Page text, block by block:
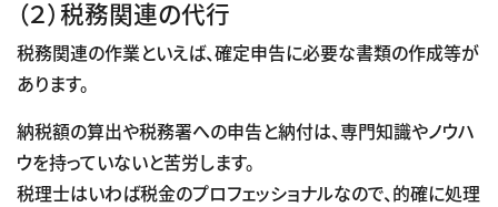
（２）税務関連の代行
税務関連の作業といえば、確定申告に必要な書類の作成等が
あります。
納税額の算出や税務署への申告と納付は、専門知識やノウハ
ウを持っていないと苦労します。
税理士はいわば税金のプロフェッショナルなので、的確に処理